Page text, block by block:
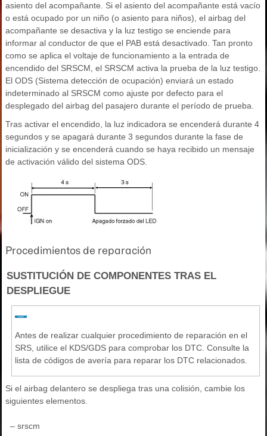
asiento del acompañante. Si el asiento del acompañante está vacío
o está ocupado por un niño (o asiento para niños), el airbag del
acompañante se desactiva y la luz testigo se enciende para
informar al conductor de que el PAB está desactivado. Tan pronto
como se aplica el voltaje de funcionamiento a la entrada de
encendido del SRSCM, el SRSCM activa la prueba de la luz testigo.
El ODS (Sistema detección de ocupación) enviará un estado
indeterminado al SRSCM como ajuste por defecto para el
desplegado del airbag del pasajero durante el período de prueba.
Tras activar el encendido, la luz indicadora se encenderá durante 4
segundos y se apagará durante 3 segundos durante la fase de
inicialización y se encenderá cuando se haya recibido un mensaje
de activación válido del sistema ODS.
Procedimientos de reparación
SUSTITUCIÓN DE COMPONENTES TRAS EL
DESPLIEGUE
Antes de realizar cualquier procedimiento de reparación en el
SRS, utilice el KDS/GDS para comprobar los DTC. Consulte la
lista de códigos de avería para reparar los DTC relacionados.
Si el airbag delantero se despliega tras una colisión, cambie los
siguientes elementos.
– srscm